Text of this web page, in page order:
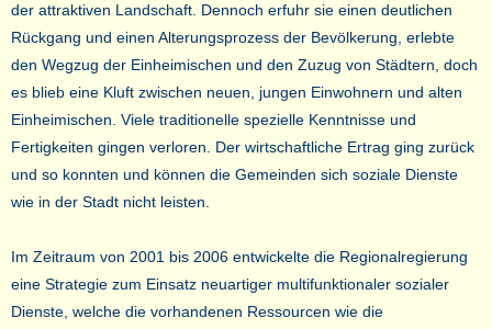
der attraktiven Landschaft. Dennoch erfuhr sie einen deutlichen
Rückgang und einen Alterungsprozess der Bevölkerung, erlebte
den Wegzug der Einheimischen und den Zuzug von Städtern, doch
es blieb eine Kluft zwischen neuen, jungen Einwohnern und alten
Einheimischen. Viele traditionelle spezielle Kenntnisse und
Fertigkeiten gingen verloren. Der wirtschaftliche Ertrag ging zurück
und so konnten und können die Gemeinden sich soziale Dienste
wie in der Stadt nicht leisten.
Im Zeitraum von 2001 bis 2006 entwickelte die Regionalregierung
eine Strategie zum Einsatz neuartiger multifunktionaler sozialer
Dienste, welche die vorhandenen Ressourcen wie die